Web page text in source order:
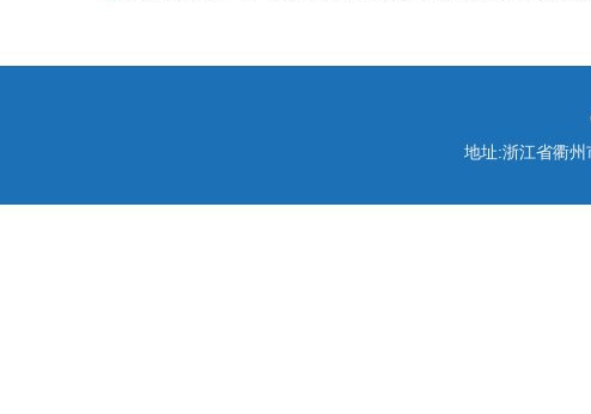
地址:浙江省衢